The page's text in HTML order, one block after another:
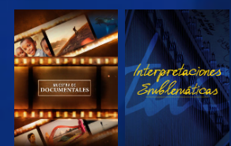
EXPLORA LAS
SERIES
VE